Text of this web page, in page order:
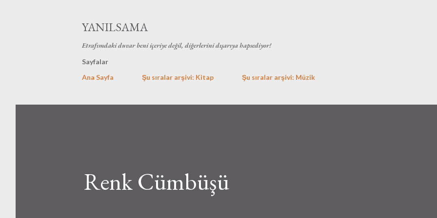
YANILSAMA
Etrafımdaki duvar beni içeriye değil, diğerlerini dışarıya hapsediyor!
Sayfalar
Ana Sayfa
Şu sıralar arşivi: Kitap Şu sıralar arşivi: Müzik
Renk Cümbüşü